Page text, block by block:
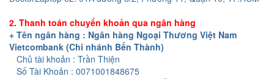
2. Thanh toán chuyển khoản qua ngân hàng
+ Tên ngân hàng : Ngân hàng Ngoại Thương Việt Nam
Vietcombank (Chi nhánh Bến Thành)
Chủ tài khoản : Trần Thiện
Số Tài Khoản : 0071001848675